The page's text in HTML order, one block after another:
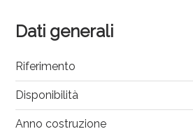
Dati generali
Riferimento
Disponibilità
Anno costruzione